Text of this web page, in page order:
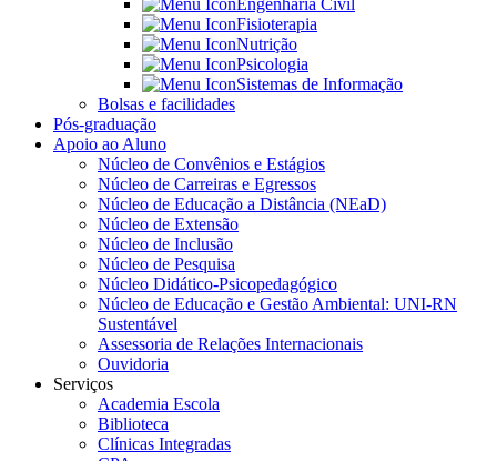
Engenharia Civil
Fisioterapia
Nutrição
Psicologia
Sistemas de Informação
Bolsas e facilidades
Pós-graduação
Apoio ao Aluno
Núcleo de Convênios e Estágios
Núcleo de Carreiras e Egressos
Núcleo de Educação a Distância (NEaD)
Núcleo de Extensão
Núcleo de Inclusão
Núcleo de Pesquisa
Núcleo Didático-Psicopedagógico
Núcleo de Educação e Gestão Ambiental: UNI-RN
Sustentável
Assessoria de Relações Internacionais
Ouvidoria
Serviços
Academia Escola
Biblioteca
Clínicas Integradas